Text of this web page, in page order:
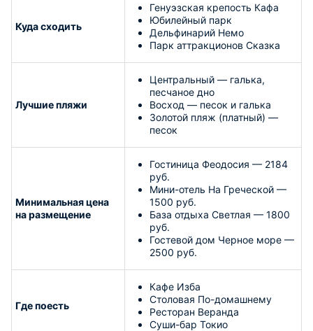
Куда сходить
Генуэзская крепость Кафа
Юбилейный парк
Дельфинарий Немо
Парк аттракционов Сказка
Лучшие пляжи
Центральный — галька,
песчаное дно
Восход — песок и галька
Золотой пляж (платный) —
песок
Минимальная цена
на размещение
Гостиница Феодосия — 2184
руб.
Мини-отель На Греческой —
1500 руб.
База отдыха Светлая — 1800
руб.
Гостевой дом Черное море —
2500 руб.
Где поесть
Кафе Изба
Столовая По-домашнему
Ресторан Веранда
Суши-бар Токио